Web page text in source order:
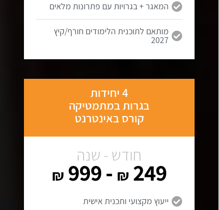
המאגר + בגרויות עם פתרונות מלאים
מותאם לתוכנית הלימודים חורף/קיץ
2027
4 יחידות
בגרות במתמטיקה
קורס באינטרנט
חודש - שנה
249
₪
- 999
₪
ייעוץ מקצועי ותכנית אישית